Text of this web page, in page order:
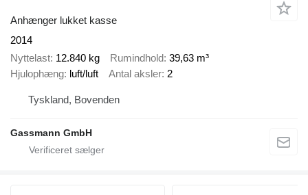
Anhænger lukket kasse
2014
Nyttelast 12.840 kg Rumindhold 39,63 m³
Hjulophæng luft/luft Antal aksler 2
Tyskland, Bovenden
Gassmann GmbH